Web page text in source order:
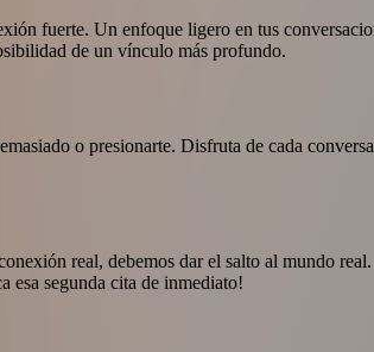
fuerte. Un enfoque ligero en tus
de un vínculo más profundo.
o presionarte. Disfruta de cada
real, debemos dar el salto al mundo
esa segunda cita de inmediato!